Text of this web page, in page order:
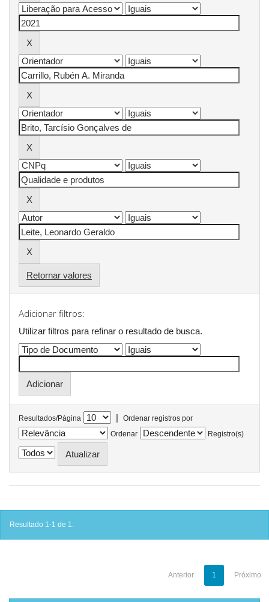
Retornar valores
Adicionar filtros:
Utilizar filtros para refinar o resultado de busca.
Resultados/Página |
Ordenar registros por
Ordenar
Registro(s)
Resultado 1-1 de 1.
Anterior 1 Próximo